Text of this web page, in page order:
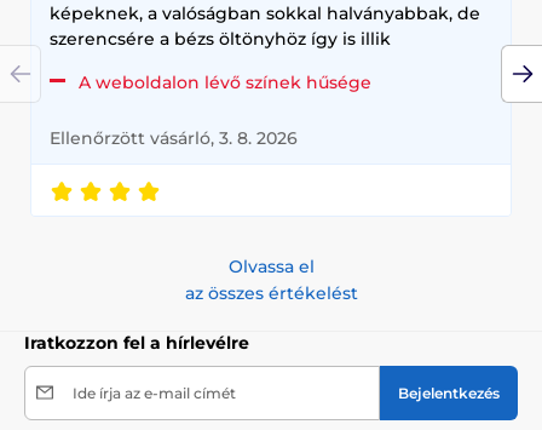
képeknek, a valóságban sokkal halványabbak, de
szerencsére a bézs öltönyhöz így is illik
A weboldalon lévő színek hűsége
Ellenőrzött vásárló, 3. 8. 2026
Olvassa el
az összes értékelést
Iratkozzon fel a hírlevélre
Ide írja az e-mail címét Bejelentkezés